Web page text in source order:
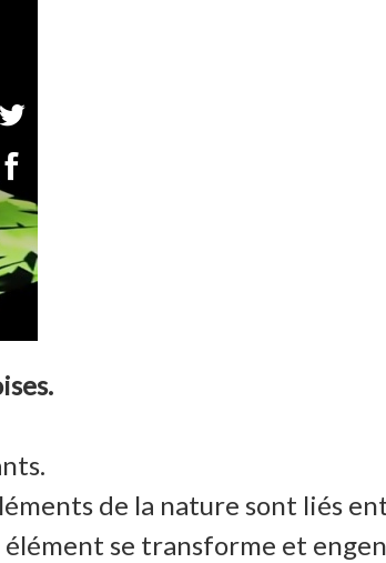
de la nature sont liés
élément se transforme et